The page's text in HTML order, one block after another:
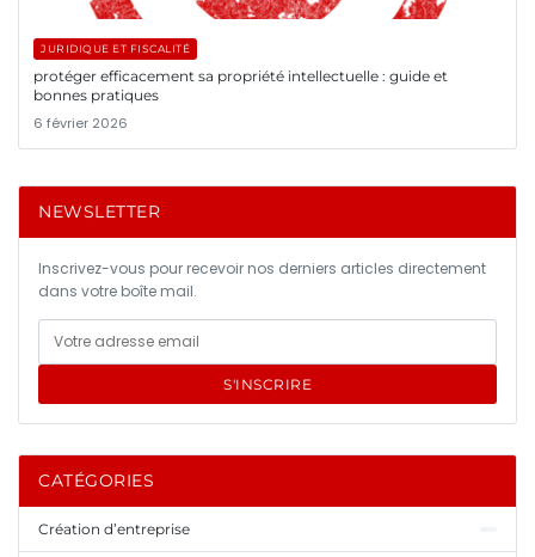
JURIDIQUE ET FISCALITÉ
protéger efficacement sa propriété intellectuelle : guide et
bonnes pratiques
6 février 2026
NEWSLETTER
Inscrivez-vous pour recevoir nos derniers articles directement
dans votre boîte mail.
S'INSCRIRE
CATÉGORIES
Création d’entreprise